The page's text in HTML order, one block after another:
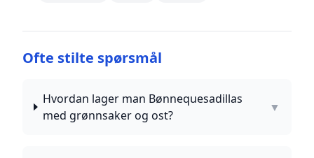
Ofte stilte spørsmål
Hvordan lager man Bønnequesadillas
med grønnsaker og ost?
▼